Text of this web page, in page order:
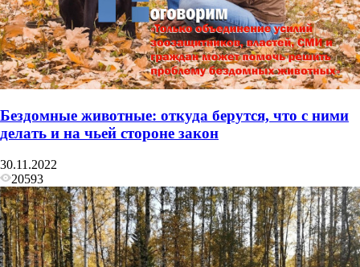
Бездомные животные: откуда берутся, что с ними
делать и на чьей стороне закон
30.11.2022
20593